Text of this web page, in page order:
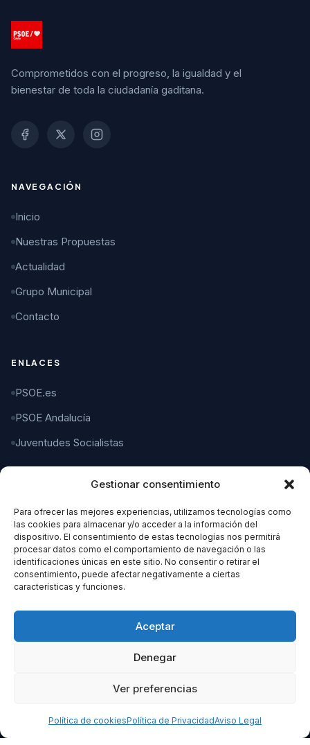
Gestionar consentimiento
Para ofrecer las mejores experiencias, utilizamos tecnologías como
las cookies para almacenar y/o acceder a la información del
dispositivo. El consentimiento de estas tecnologías nos permitirá
procesar datos como el comportamiento de navegación o las
identificaciones únicas en este sitio. No consentir o retirar el
consentimiento, puede afectar negativamente a ciertas
características y funciones.
Aceptar
Denegar
Ver preferencias
Política de cookiesPolítica de PrivacidadAviso Legal
Comprometidos con el progreso, la igualdad y el
bienestar de toda la ciudadanía gaditana.
NAVEGACIÓN
Inicio
Nuestras Propuestas
Actualidad
Grupo Municipal
Contacto
ENLACES
PSOE.es
PSOE Andalucía
Juventudes Socialistas
C/ Gaspar del Pino, 4
11004 Cádiz
956 21 21 21
© 2026 PSOE Cádiz. Todos los derechos reservados.
Aviso Legal Política de Privacidad